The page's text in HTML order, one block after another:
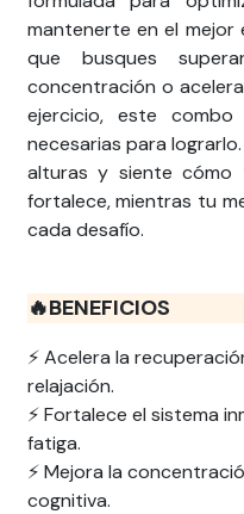
mantenerte en el mejor
que busques
concentración o
ejercicio, este
necesarias para
alturas y siente
fortalece, mientras tu
cada desafío.
🔥BENEFICIOS
⚡ Acelera la
relajación.
⚡ Fortalece el sistema
fatiga.
⚡ Mejora la
cognitiva.